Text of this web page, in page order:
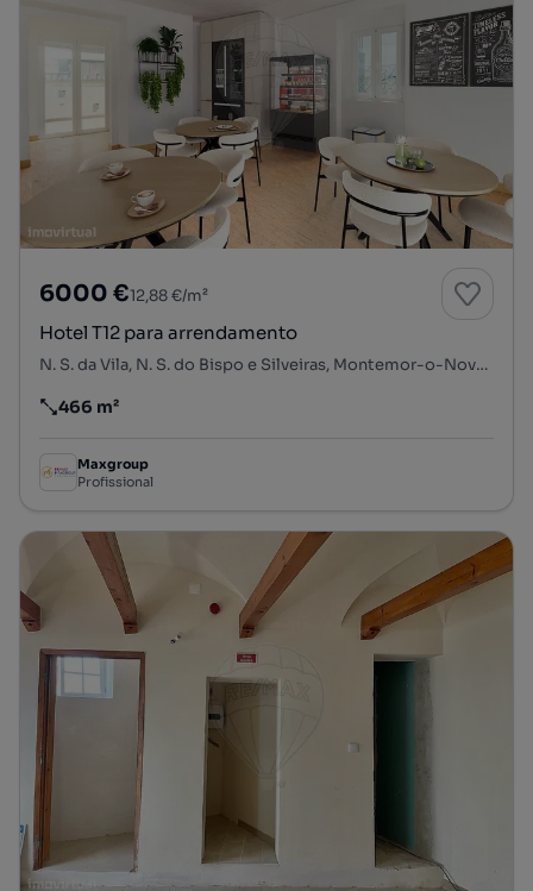
6000 €12,88 €/m²
Hotel T12 para arrendamento
N. S. da Vila, N. S. do Bispo e Silveiras, Montemor-o-Novo, Évora
Preço por metro quadrado
466 m²
Maxgroup
Profissional